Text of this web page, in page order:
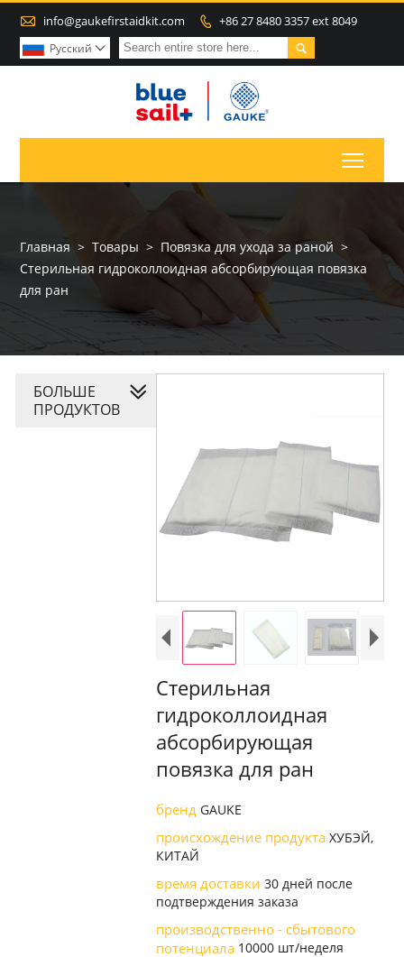
 info@gaukefirstaidkit.com  +86 27 8480 3357 ext 8049

Pусский 
Главная > Товары > Повязка для ухода за раной >
Стерильная гидроколлоидная абсорбирующая повязка
для ран
Стерильная
гидроколлоидная
абсорбирующая
повязка для ран
бренд GAUKE
происхождение продукта ХУБЭЙ,
КИТАЙ
время доставки 30 дней после
подтверждения заказа
производственно - сбытового
потенциала 10000 шт/неделя
БОЛЬШЕ
ПРОДУКТОВ